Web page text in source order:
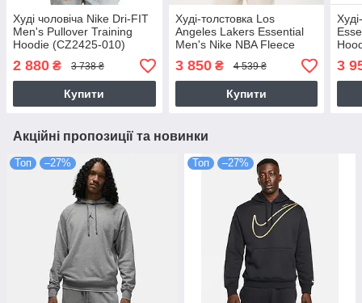
Худі чоловіча Nike Dri-FIT
Men's Pullover Training
Hoodie (CZ2425-010)
2 880 ₴ 3 738 ₴
Купити
Худі-толстовка Los
Angeles Lakers Essential
Men's Nike NBA Fleece
Pullover Hoodie (DR9401-
504)
3 850₴ 4 539 ₴
Купити
3
Акційні пропозиції та новинки
Топ –27% Топ –27%